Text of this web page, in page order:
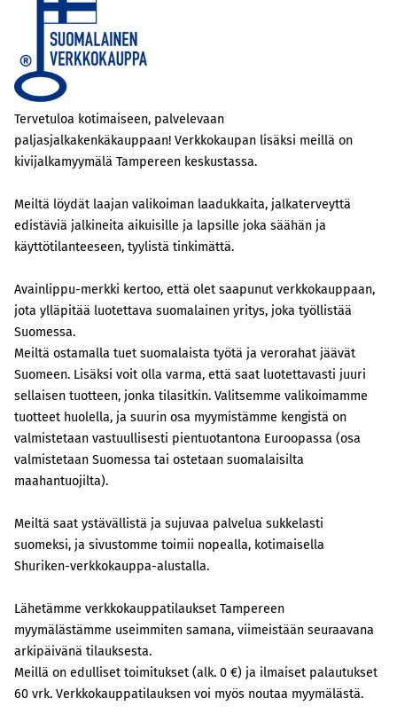
Tervetuloa kotimaiseen, palvelevaan
paljasjalkakenkäkauppaan! Verkkokaupan lisäksi meillä on
kivijalkamyymälä Tampereen keskustassa.
Meiltä löydät laajan valikoiman laadukkaita, jalkaterveyttä
edistäviä jalkineita aikuisille ja lapsille joka säähän ja
käyttötilanteeseen, tyylistä tinkimättä.
Avainlippu-merkki kertoo, että olet saapunut verkkokauppaan,
jota ylläpitää luotettava suomalainen yritys, joka työllistää
Suomessa.
Meiltä ostamalla tuet suomalaista työtä ja verorahat jäävät
Suomeen. Lisäksi voit olla varma, että saat luotettavasti juuri
sellaisen tuotteen, jonka tilasitkin. Valitsemme valikoimamme
tuotteet huolella, ja suurin osa myymistämme kengistä on
valmistetaan vastuullisesti pientuotantona Euroopassa (osa
valmistetaan Suomessa tai ostetaan suomalaisilta
maahantuojilta).
Meiltä saat ystävällistä ja sujuvaa palvelua sukkelasti
suomeksi, ja sivustomme toimii nopealla, kotimaisella
Shuriken-verkkokauppa-alustalla.
Lähetämme verkkokauppatilaukset Tampereen
myymälästämme useimmiten samana, viimeistään seuraavana
arkipäivänä tilauksesta.
Meillä on edulliset toimitukset (alk. 0 €) ja ilmaiset palautukset
60 vrk. Verkkokauppatilauksen voi myös noutaa myymälästä.